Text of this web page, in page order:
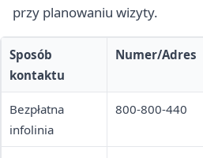
przy planowaniu wizyty.
Sposób
kontaktu
Numer/Adres
Bezpłatna
infolinia
800-800-440